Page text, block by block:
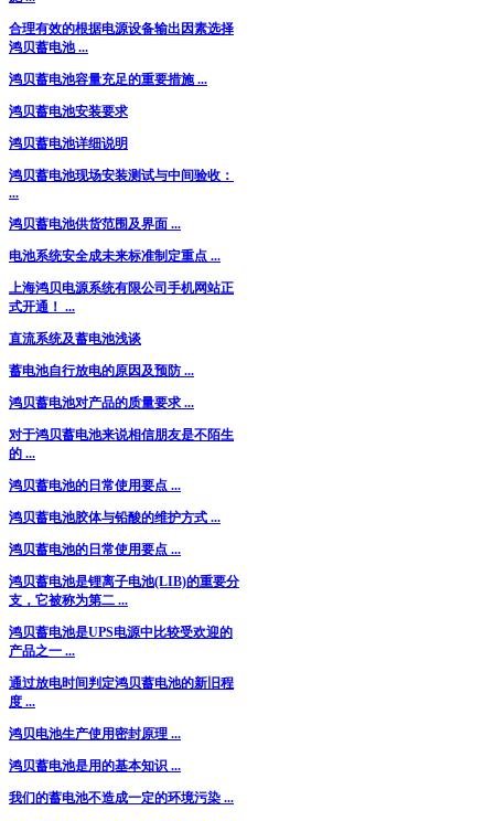
合理有效的根据电源设备输出因素选择
鸿贝蓄电池 ...
鸿贝蓄电池容量充足的重要措施 ...
鸿贝蓄电池安装要求
鸿贝蓄电池详细说明
鸿贝蓄电池现场安装测试与中间验收：
...
鸿贝蓄电池供货范围及界面 ...
电池系统安全成未来标准制定重点 ...
上海鸿贝电源系统有限公司手机网站正
式开通！ ...
直流系统及蓄电池浅谈
蓄电池自行放电的原因及预防 ...
鸿贝蓄电池对产品的质量要求 ...
对于鸿贝蓄电池来说相信朋友是不陌生
的 ...
鸿贝蓄电池的日常使用要点 ...
鸿贝蓄电池胶体与铅酸的维护方式 ...
鸿贝蓄电池的日常使用要点 ...
鸿贝蓄电池是锂离子电池(LIB)的重要分
支，它被称为第二 ...
鸿贝蓄电池是UPS电源中比较受欢迎的
产品之一 ...
通过放电时间判定鸿贝蓄电池的新旧程
度 ...
鸿贝电池生产使用密封原理 ...
鸿贝蓄电池是用的基本知识 ...
我们的蓄电池不造成一定的环境污染 ...